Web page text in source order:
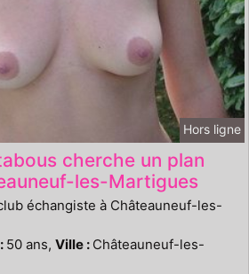
Hors ligne
cherche un plan
les-Martigues
échangiste à Châteauneuf-les-
50 ans, Ville : Châteauneuf-les-